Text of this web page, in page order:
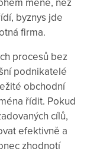
byznys jde
firma.
procesů bez
podnikatelé
obchodní
řídit. Pokud
cílů,
efektivně a
zhodnotí